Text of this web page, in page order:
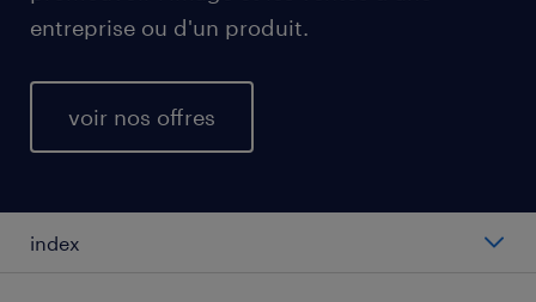
entreprise ou d'un produit.
voir nos offres
index